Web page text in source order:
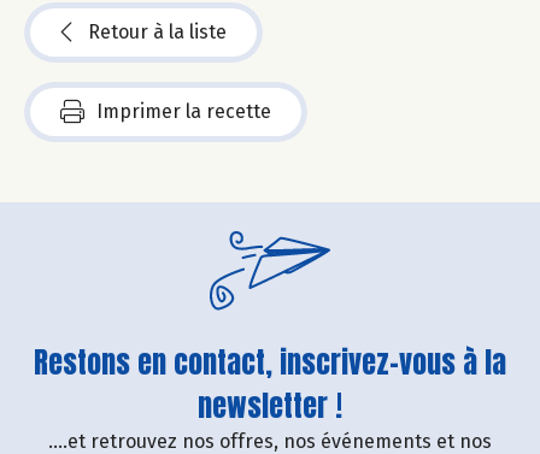
Retour à la liste
Imprimer la recette
Restons en contact, inscrivez-vous à la
newsletter !
....et retrouvez nos offres, nos événements et nos